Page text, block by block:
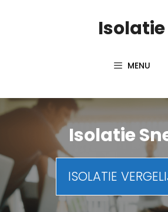
Isolatie
MENU
Isolatie
ISOLATIE